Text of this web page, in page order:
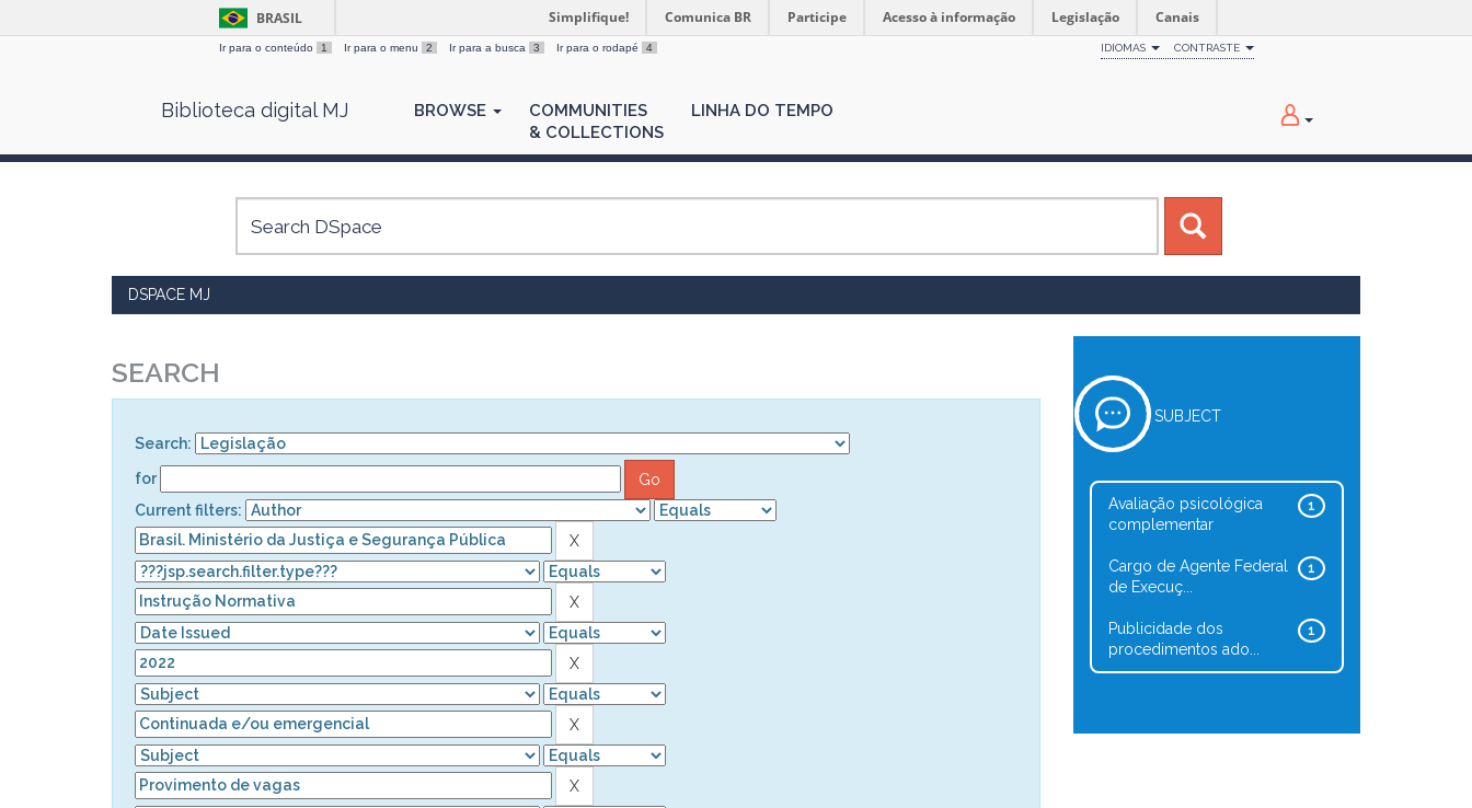
BRASIL Simplifique! Comunica BR Participe Acesso à informação Legislação Canais
Ir para o conteúdo 1 Ir para o menu 2 Ir para a busca 3 Ir para o rodapé 4 IDIOMAS CONTRASTE
Biblioteca digital MJ BROWSE
COMMUNITIES
& COLLECTIONS
LINHA DO TEMPO
DSPACE MJ
SEARCH
Search:
for
Current filters:
SUBJECT
1
Avaliação psicológica
complementar
1
Cargo de Agente Federal
de Execuç...
1
Publicidade dos
procedimentos ado...